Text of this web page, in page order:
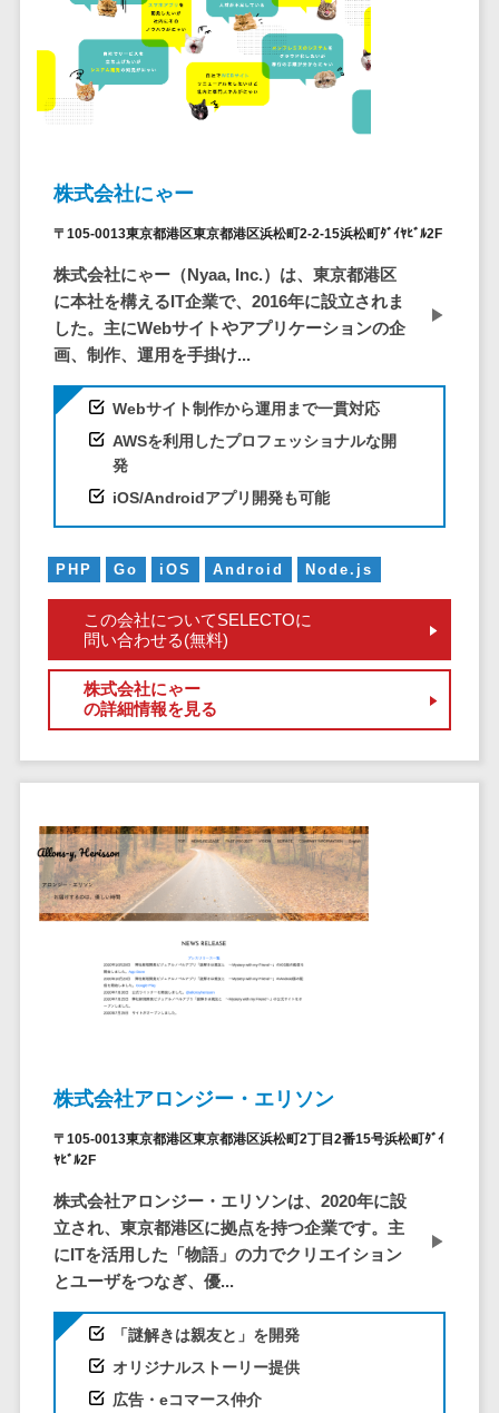
報告書作成ツール>
フィールド業務支援サービス>
モバイルオーダーシステム>
HACCP管理アプリ>
人材紹介システム>
人材派遣管理システム>
園務支援システム>
Web出願システム>
農業支援システム>
音声データ活用>
議事録作成ツール>
テキストマイニングツール>
AI翻訳サービス>
アノテーションツール>
データ化サービス>
画像解析・画像検査>
ブロックチェーン
GIS（地理情報システム）>
公共施設予約システム>
その他官公庁・自治体向け>
テム
ID管理システ
ム
システム連携
キッティング
情シスアウト
ソーシング
セキュリティ
標的型攻撃メ
ール対策
ィ・脆弱性診断
ペネトレーシ
ョンテスト
ール訓練サービ
ス
認証システム
テム
クラウド型セ
メールセキュ
リティ
メール・ファ
サンドボック
リング
トセキュリティ
（EDR）
CASB
ファイル暗号
化
電話認証サー
ビス
DLPツール
株式会社にゃー
〒105-0013東京都港区東京都港区浜松町2-2-15浜松町ﾀﾞｲﾔﾋﾞﾙ2F
株式会社にゃー（Nyaa, Inc.）は、東京都港区
に本社を構えるIT企業で、2016年に設立されま
した。主にWebサイトやアプリケーションの企
画、制作、運用を手掛け...
Webサイト制作から運用まで一貫対応
AWSを利用したプロフェッショナルな開
発
iOS/Androidアプリ開発も可能
PHP Go iOS Android Node.js
この会社についてSELECTOに
問い合わせる(無料)
株式会社にゃー
の詳細情報を見る
株式会社アロンジー・エリソン
〒105-0013東京都港区東京都港区浜松町2丁目2番15号浜松町ﾀﾞｲ
ﾔﾋﾞﾙ2F
株式会社アロンジー・エリソンは、2020年に設
立され、東京都港区に拠点を持つ企業です。主
にITを活用した「物語」の力でクリエイション
とユーザをつなぎ、優...
「謎解きは親友と」を開発
オリジナルストーリー提供
広告・eコマース仲介